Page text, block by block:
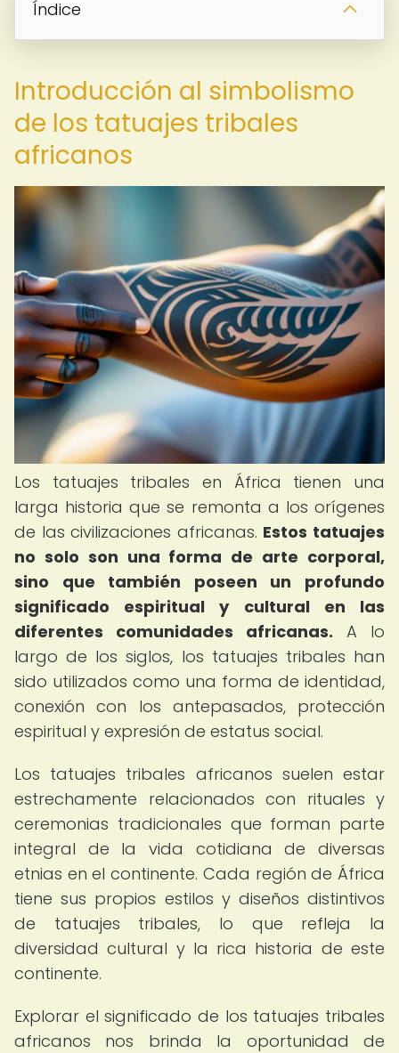
Índice
Introducción al simbolismo
de los tatuajes tribales
africanos
Los tatuajes tribales en África tienen una
larga historia que se remonta a los orígenes
de las civilizaciones africanas. Estos tatuajes
no solo son una forma de arte corporal,
sino que también poseen un profundo
significado espiritual y cultural en las
diferentes comunidades africanas. A lo
largo de los siglos, los tatuajes tribales han
sido utilizados como una forma de identidad,
conexión con los antepasados, protección
espiritual y expresión de estatus social.
Los tatuajes tribales africanos suelen estar
estrechamente relacionados con rituales y
ceremonias tradicionales que forman parte
integral de la vida cotidiana de diversas
etnias en el continente. Cada región de África
tiene sus propios estilos y diseños distintivos
de tatuajes tribales, lo que refleja la
diversidad cultural y la rica historia de este
continente.
Explorar el significado de los tatuajes tribales
africanos nos brinda la oportunidad de